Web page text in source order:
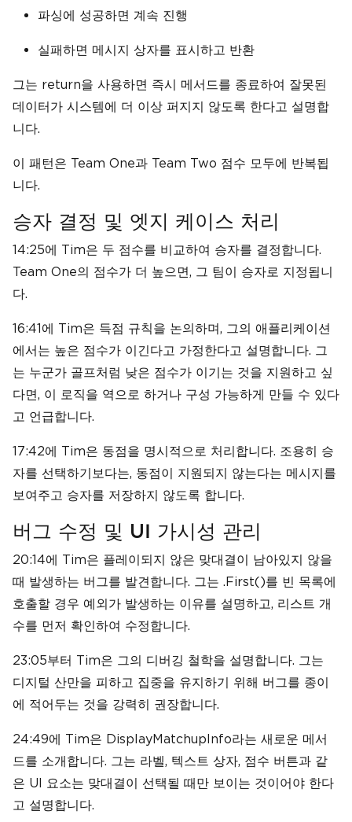
파싱에 성공하면 계속 진행
실패하면 메시지 상자를 표시하고 반환
그는 return을 사용하면 즉시 메서드를 종료하여 잘못된
데이터가 시스템에 더 이상 퍼지지 않도록 한다고 설명합
니다.
이 패턴은 Team One과 Team Two 점수 모두에 반복됩
니다.
승자 결정 및 엣지 케이스 처리
14:25에 Tim은 두 점수를 비교하여 승자를 결정합니다.
Team One의 점수가 더 높으면, 그 팀이 승자로 지정됩니
다.
16:41에 Tim은 득점 규칙을 논의하며, 그의 애플리케이션
에서는 높은 점수가 이긴다고 가정한다고 설명합니다. 그
는 누군가 골프처럼 낮은 점수가 이기는 것을 지원하고 싶
다면, 이 로직을 역으로 하거나 구성 가능하게 만들 수 있다
고 언급합니다.
17:42에 Tim은 동점을 명시적으로 처리합니다. 조용히 승
자를 선택하기보다는, 동점이 지원되지 않는다는 메시지를
보여주고 승자를 저장하지 않도록 합니다.
버그 수정 및 UI 가시성 관리
20:14에 Tim은 플레이되지 않은 맞대결이 남아있지 않을
때 발생하는 버그를 발견합니다. 그는 .First()를 빈 목록에
호출할 경우 예외가 발생하는 이유를 설명하고, 리스트 개
수를 먼저 확인하여 수정합니다.
23:05부터 Tim은 그의 디버깅 철학을 설명합니다. 그는
디지털 산만을 피하고 집중을 유지하기 위해 버그를 종이
에 적어두는 것을 강력히 권장합니다.
24:49에 Tim은 DisplayMatchupInfo라는 새로운 메서
드를 소개합니다. 그는 라벨, 텍스트 상자, 점수 버튼과 같
은 UI 요소는 맞대결이 선택될 때만 보이는 것이어야 한다
고 설명합니다.